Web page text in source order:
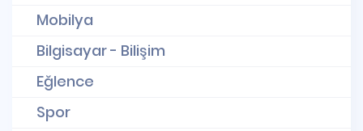
Mobilya
Bilgisayar - Bilişim
Eğlence
Spor